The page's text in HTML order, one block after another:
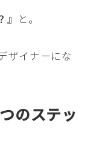
と。
ザイナーにな
のステッ